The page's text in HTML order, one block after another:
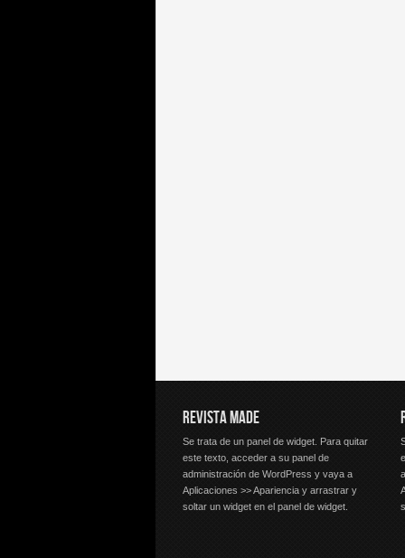
REVISTA MADE
Se trata de un panel de widget. Para quitar
este texto, acceder a su panel de
administración de WordPress y vaya a
Aplicaciones >> Apariencia y arrastrar y
soltar un widget en el panel de widget.